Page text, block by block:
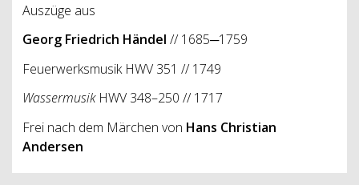
Auszüge aus
Georg Friedrich Händel // 1685─1759
Feuerwerksmusik HWV 351 // 1749
WassermusikHWV 348–250 // 1717
Frei nach dem Märchen von Hans Christian
Andersen